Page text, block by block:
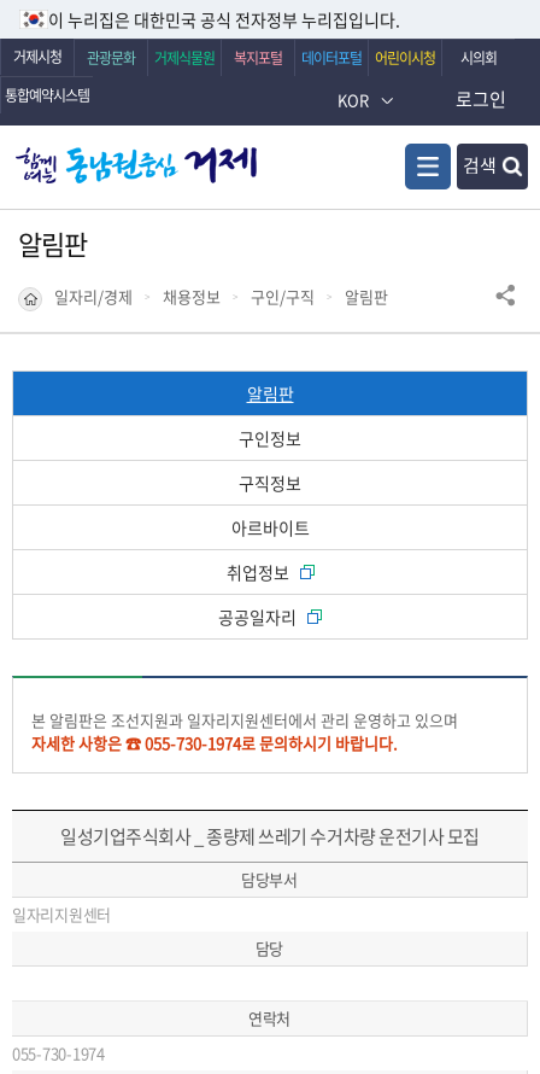
이 누리집은 대한민국 공식 전자정부 누리집입니다.
거제시청 관광문화 거제식물원 복지포털 데이터포털 어린이시청
시의회
통합예약시스템
KOR
검색
로그인
알림판
일자리/경제 채용정보 구인/구직 알림판
알림판
구인정보
구직정보
아르바이트
취업정보
공공일자리
본 알림판은 조선지원과 일자리지원센터에서 관리 운영하고 있으며
자세한 사항은 ☎ 055-730-1974로 문의하시기 바랍니다.
일성기업주식회사 _ 종량제 쓰레기 수거차량 운전기사 모집
담당부서
일자리지원센터
담당
연락처
055-730-1974